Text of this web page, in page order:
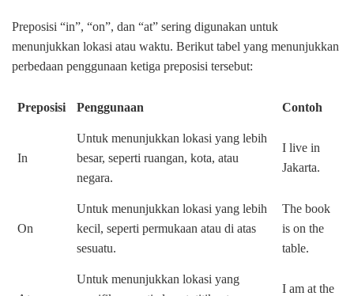
Preposisi “in”, “on”, dan “at” sering digunakan untuk
menunjukkan lokasi atau waktu. Berikut tabel yang menunjukkan
perbedaan penggunaan ketiga preposisi tersebut:
Preposisi Penggunaan Contoh
In
Untuk menunjukkan lokasi yang lebih
besar, seperti ruangan, kota, atau
negara.
I live in
Jakarta.
On
Untuk menunjukkan lokasi yang lebih
kecil, seperti permukaan atau di atas
sesuatu.
The book
is on the
table.
Untuk menunjukkan lokasi yang
I am at the